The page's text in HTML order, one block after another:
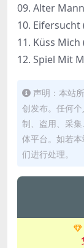
09. Alter
10. Eifersucht
11. Küss Mich
12. Spiel Mit
声明：本站
创发布。任何
制、盗用、采
体平台。如若
们进行处理。